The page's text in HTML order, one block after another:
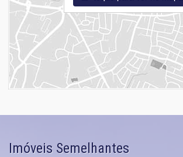
Imóveis Semelhantes